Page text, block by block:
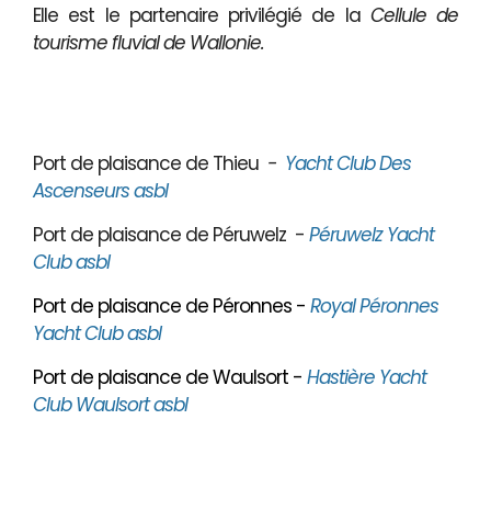
Elle est le partenaire privilégié de la Cellule de
tourisme fluvial de Wallonie.
Port de plaisance de Thieu - Yacht Club Des
Ascenseurs asbl
Port de plaisance de Péruwelz - Péruwelz Yacht
Club asbl
Port de plaisance de Péronnes - Royal Péronnes
Yacht Club asbl
Port de plaisance de Waulsort - Hastière Yacht
Club Waulsort asbl